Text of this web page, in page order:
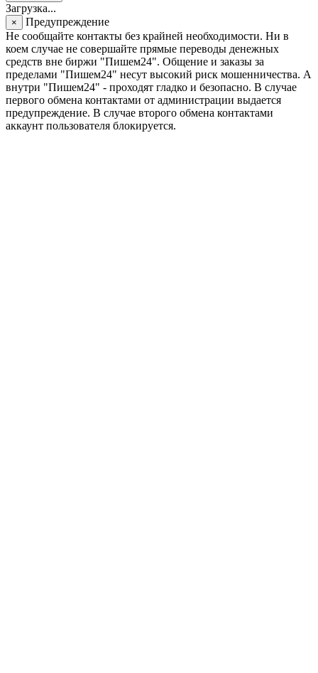
Загрузка...
×
Предупреждение
Не сообщайте контакты без крайней необходимости. Ни в
коем случае не совершайте прямые переводы денежных
средств вне биржи "Пишем24". Общение и заказы за
пределами "Пишем24" несут высокий риск мошенничества. А
внутри "Пишем24" - проходят гладко и безопасно. В случае
первого обмена контактами от администрации выдается
предупреждение. В случае второго обмена контактами
аккаунт пользователя блокируется.